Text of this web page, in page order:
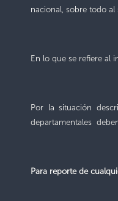
nacional, sobre todo
En lo que se refiere al
Por la situación
departamentales
Para reporte de